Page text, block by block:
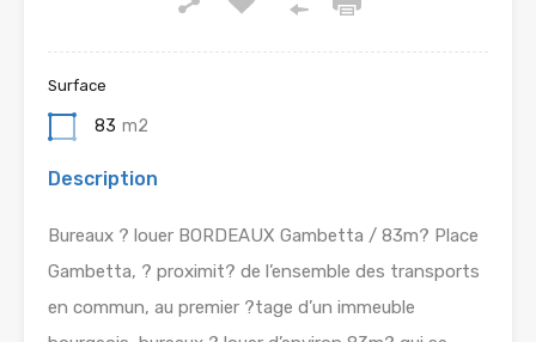
Surface
83 m2
Description
Bureaux ? louer BORDEAUX Gambetta / 83m? Place
Gambetta, ? proximit? de l’ensemble des transports
en commun, au premier ?tage d’un immeuble